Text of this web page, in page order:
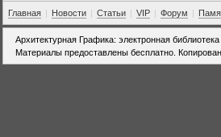
Главная | Новости | Статьи | VIP | Форум |
Архитектурная Графика: электронная
Материалы предоставлены бесплатно.